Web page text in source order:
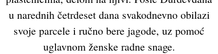
u narednih četrdeset dana svakodnevno obilazi
svoje parcele i ručno bere jagode, uz pomoć
uglavnom ženske radne snage.